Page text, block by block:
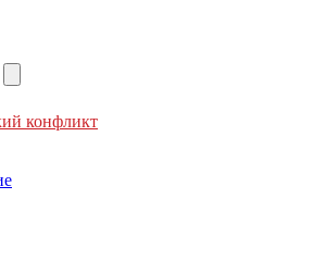
конфликт